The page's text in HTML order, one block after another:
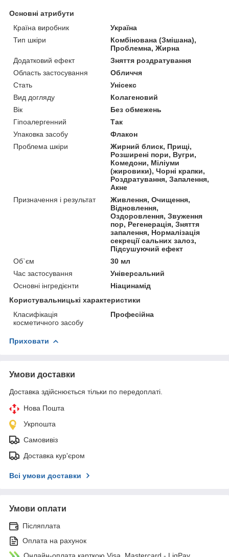
Основні атрибути
Країна виробник
Україна
Тип шкіри
Комбінована (Змішана),
Проблемна, Жирна
Додатковий ефект
Зняття роздратування
Область застосування
Обличчя
Стать
Унісекс
Вид догляду
Колагеновий
Вік
Без обмежень
Гіпоалергенний
Так
Упаковка засобу
Флакон
Проблема шкіри
Жирний блиск, Прищі,
Розширені пори, Вугри,
Комедони, Міліуми
(жировики), Чорні крапки,
Роздратування, Запалення,
Акне
Призначення і результат
Живлення, Очищення,
Відновлення,
Оздоровлення, Звуження
пор, Регенерація, Зняття
запалення, Нормалізація
секреції сальних залоз,
Підсушуючий ефект
Об`єм
30 мл
Час застосування
Універсальний
Основні інгредієнти
Ніацинамід
Користувальницькі характеристики
Класифікація
косметичного засобу
Професійна
Приховати
Умови доставки
Доставка здійснюється тільки по передоплаті.
Нова Пошта
Укрпошта
Самовивіз
Доставка кур'єром
Всі умови доставки
Умови оплати
Післяплата
Оплата на рахунок
Онлайн-оплата карткою Visa, Mastercard - LiqPay